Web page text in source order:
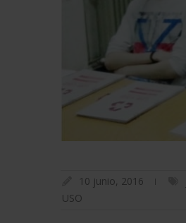
10 junio, 2016
USO